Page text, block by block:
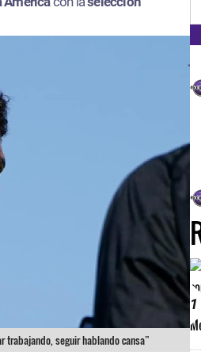
trabajando, seguir hablando cansa”
1